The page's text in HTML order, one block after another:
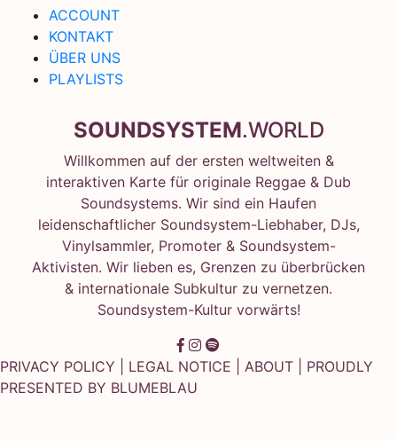
ACCOUNT
KONTAKT
ÜBER UNS
PLAYLISTS
SOUNDSYSTEM.WORLD
Willkommen auf der ersten weltweiten &
interaktiven Karte für originale Reggae & Dub
Soundsystems. Wir sind ein Haufen
leidenschaftlicher Soundsystem-Liebhaber, DJs,
Vinylsammler, Promoter & Soundsystem-
Aktivisten. Wir lieben es, Grenzen zu überbrücken
& internationale Subkultur zu vernetzen.
Soundsystem-Kultur vorwärts!
PRIVACY POLICY LEGAL NOTICE ABOUT | PROUDLY
PRESENTED BY BLUMEBLAU